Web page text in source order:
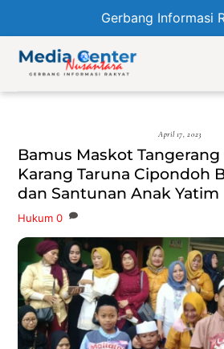
Gerbang Informasi
content
April 17, 2023
Bamus Maskot Tangerang
Karang Taruna Cipondoh
dan Santunan Anak Yatim
Hukum 0